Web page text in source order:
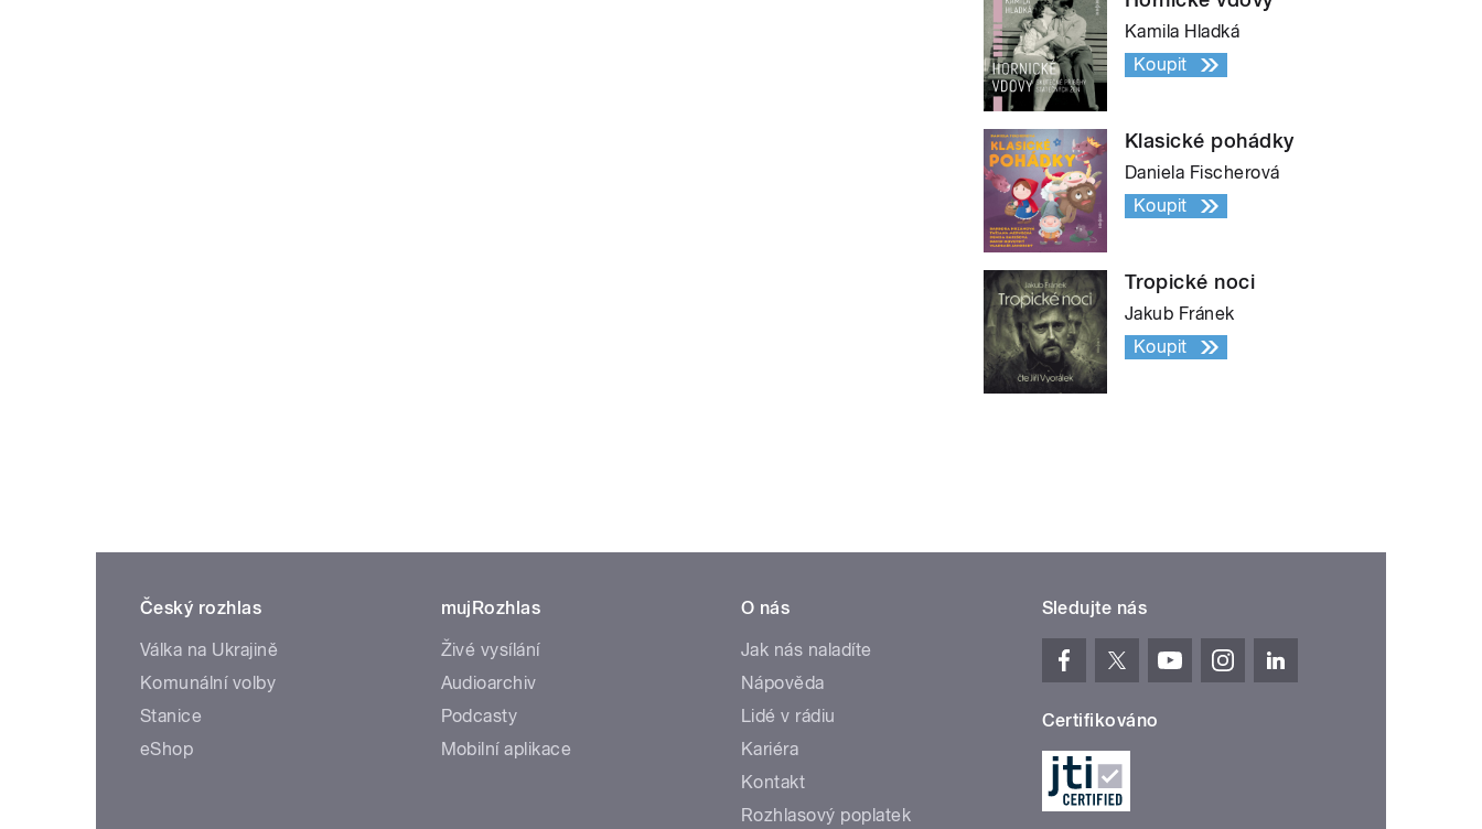
Kamila Hladká
Koupit
Klasické pohádky
Daniela Fischerová
Koupit
Tropické noci
Jakub Fránek
Koupit
Český rozhlas
Válka na Ukrajině
Komunální volby
Stanice
eShop
mujRozhlas
Živé vysílání
Audioarchiv
Podcasty
Mobilní aplikace
O nás
Jak nás naladíte
Nápověda
Lidé v rádiu
Kariéra
Kontakt
Rozhlasový poplatek
Sledujte nás
Certifikováno